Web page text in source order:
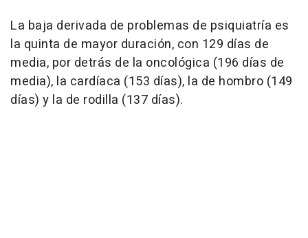
La baja derivada de problemas de psiquiatría es
la quinta de mayor duración, con 129 días de
media, por detrás de la oncológica (196 días de
media), la cardíaca (153 días), la de hombro (149
días) y la de rodilla (137 días).